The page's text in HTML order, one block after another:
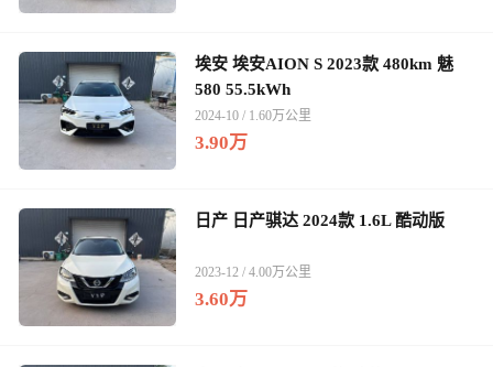
埃安 埃安AION S 2023款 480km 魅
580 55.5kWh
2024-10 / 1.60万公里
3.90万
日产 日产骐达 2024款 1.6L 酷动版
2023-12 / 4.00万公里
3.60万